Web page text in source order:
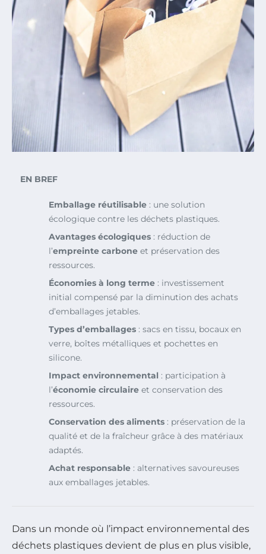
EN BREF
Emballage réutilisable : une solution
écologique contre les déchets plastiques.
Avantages écologiques : réduction de
l’empreinte carbone et préservation des
ressources.
Économies à long terme : investissement
initial compensé par la diminution des achats
d’emballages jetables.
Types d’emballages : sacs en tissu, bocaux en
verre, boîtes métalliques et pochettes en
silicone.
Impact environnemental : participation à
l’économie circulaire et conservation des
ressources.
Conservation des aliments : préservation de la
qualité et de la fraîcheur grâce à des matériaux
adaptés.
Achat responsable : alternatives savoureuses
aux emballages jetables.
Dans un monde où l’impact environnemental des
déchets plastiques devient de plus en plus visible,